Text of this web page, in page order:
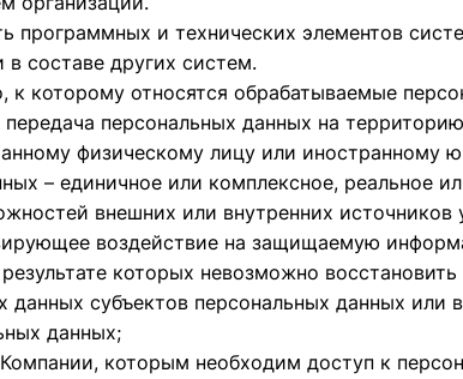
программных и технических элементов
составе других систем.
которому относятся обрабатываемые
персональных данных на
физическому лицу или иностранному
– единичное или комплексное, реальное
внешних или внутренних источников
воздействие на защищаемую
которых невозможно
субъектов персональных данных или
данных;
которым необходим доступ к